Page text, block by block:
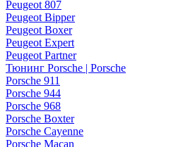
Peugeot 807
Peugeot Bipper
Peugeot Boxer
Peugeot Expert
Peugeot Partner
Тюнинг Porsche | Porsche
Porsche 911
Porsche 944
Porsche 968
Porsche Boxter
Porsche Cayenne
Porsche Macan